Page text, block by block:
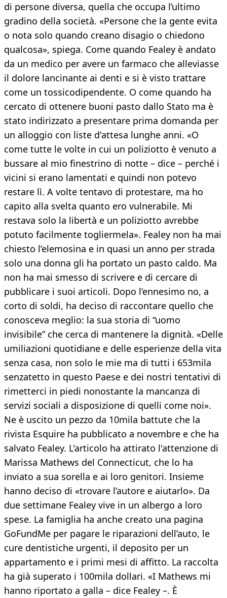
di persone diversa, quella che occupa l’ultimo
gradino della società. «Persone che la gente evita
o nota solo quando creano disagio o chiedono
qualcosa», spiega. Come quando Fealey è andato
da un medico per avere un farmaco che alleviasse
il dolore lancinante ai denti e si è visto trattare
come un tossicodipendente. O come quando ha
cercato di ottenere buoni pasto dallo Stato ma è
stato indirizzato a presentare prima domanda per
un alloggio con liste d'attesa lunghe anni. «O
come tutte le volte in cui un poliziotto è venuto a
bussare al mio finestrino di notte – dice – perché i
vicini si erano lamentati e quindi non potevo
restare lì. A volte tentavo di protestare, ma ho
capito alla svelta quanto ero vulnerabile. Mi
restava solo la libertà e un poliziotto avrebbe
potuto facilmente togliermela». Fealey non ha mai
chiesto l’elemosina e in quasi un anno per strada
solo una donna gli ha portato un pasto caldo. Ma
non ha mai smesso di scrivere e di cercare di
pubblicare i suoi articoli. Dopo l’ennesimo no, a
corto di soldi, ha deciso di raccontare quello che
conosceva meglio: la sua storia di “uomo
invisibile” che cerca di mantenere la dignità. «Delle
umiliazioni quotidiane e delle esperienze della vita
senza casa, non solo le mie ma di tutti i 653mila
senzatetto in questo Paese e dei nostri tentativi di
rimetterci in piedi nonostante la mancanza di
servizi sociali a disposizione di quelli come noi».
Ne è uscito un pezzo da 10mila battute che la
rivista Esquire ha pubblicato a novembre e che ha
salvato Fealey. L'articolo ha attirato l'attenzione di
Marissa Mathews del Connecticut, che lo ha
inviato a sua sorella e ai loro genitori. Insieme
hanno deciso di «trovare l’autore e aiutarlo». Da
due settimane Fealey vive in un albergo a loro
spese. La famiglia ha anche creato una pagina
GoFundMe per pagare le riparazioni dell’auto, le
cure dentistiche urgenti, il deposito per un
appartamento e i primi mesi di affitto. La raccolta
ha già superato i 100mila dollari. «I Mathews mi
hanno riportato a galla – dice Fealey –. È